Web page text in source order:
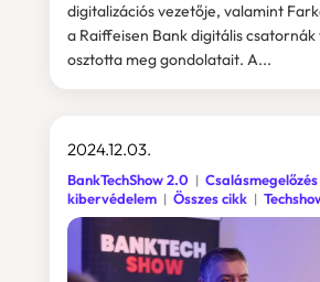
digitalizációs vezetője, valamint
a Raiffeisen Bank digitális csatornák
osztotta meg gondolatait. A...
2024.12.03.
BankTechShow 2.0
Csalásmegelőzés
kibervédelem
Összes cikk